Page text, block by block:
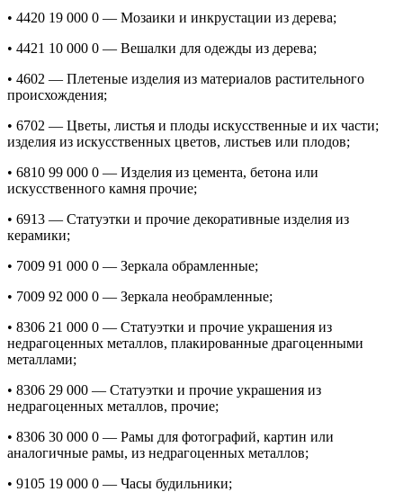
• 4420 19 000 0 — Мозаики и инкрустации из дерева;
• 4421 10 000 0 — Вешалки для одежды из дерева;
• 4602 — Плетеные изделия из материалов растительного
происхождения;
• 6702 — Цветы, листья и плоды искусственные и их части;
изделия из искусственных цветов, листьев или плодов;
• 6810 99 000 0 — Изделия из цемента, бетона или
искусственного камня прочие;
• 6913 — Статуэтки и прочие декоративные изделия из
керамики;
• 7009 91 000 0 — Зеркала обрамленные;
• 7009 92 000 0 — Зеркала необрамленные;
• 8306 21 000 0 — Статуэтки и прочие украшения из
недрагоценных металлов, плакированные драгоценными
металлами;
• 8306 29 000 — Статуэтки и прочие украшения из
недрагоценных металлов, прочие;
• 8306 30 000 0 — Рамы для фотографий, картин или
аналогичные рамы, из недрагоценных металлов;
• 9105 19 000 0 — Часы будильники;